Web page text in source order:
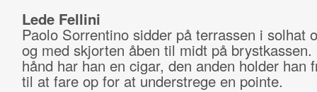
Lede Fellini
Paolo Sorrentino sidder på terrassen i solhat
og med skjorten åben til midt på brystkassen.
hånd har han en cigar, den anden holder han
til at fare op for at understrege en pointe.